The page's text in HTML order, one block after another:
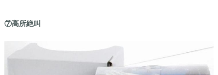
⑦高所絶叫